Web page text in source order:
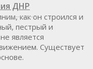
ДНР
как он строился и
пестрый и
является
Существует